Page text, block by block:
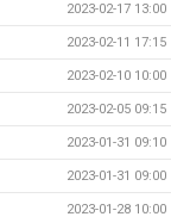
2023-02-17 13:00
2023-02-11 17:15
2023-02-10 10:00
2023-02-05 09:15
2023-01-31 09:10
2023-01-31 09:00
2023-01-28 10:00